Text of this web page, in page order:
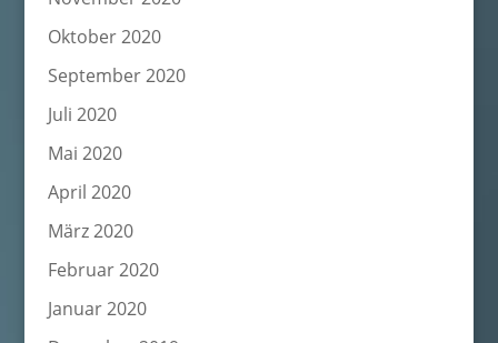
Oktober 2020
September 2020
Juli 2020
Mai 2020
April 2020
März 2020
Februar 2020
Januar 2020